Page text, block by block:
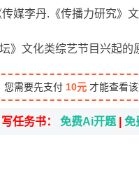
传媒李丹.《传播力研究》
》文化类综艺节目兴起
您需要先支付 10元 才能查看
任务书： 免费Ai开题 免